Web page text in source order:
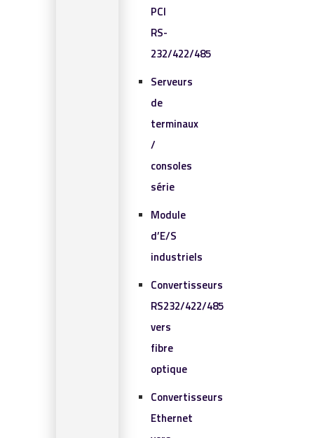
PCI
RS-
232/422/485
Serveurs
de
terminaux
/
consoles
série
Module
d’E/S
industriels
Convertisseurs
RS232/422/485
vers
fibre
optique
Convertisseurs
Ethernet